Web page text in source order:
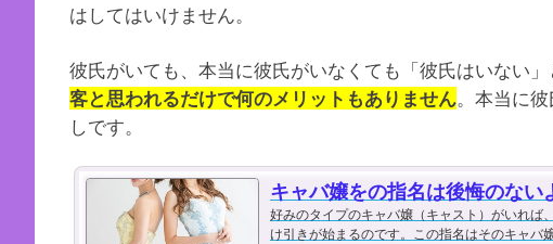
はしてはいけません。
彼氏がいても、本当に彼氏がいなくても「彼氏はいない
客と思われるだけで何のメリットもありません 。本当に
しです。
キャバ嬢をの指名は後悔のない
好みのタイプのキャバ嬢（キャスト）がいれば
け引きが始まるのです。この指名はそのキャバ